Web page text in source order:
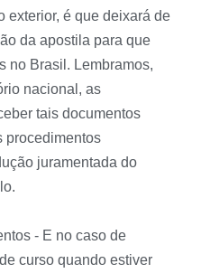
exterior, é que deixará de
da apostila para que
no Brasil. Lembramos,
nacional, as
tais documentos
procedimentos
juramentada do
- E no caso de
curso quando estiver